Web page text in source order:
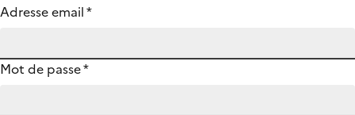
Adresse email*
Mot de passe*